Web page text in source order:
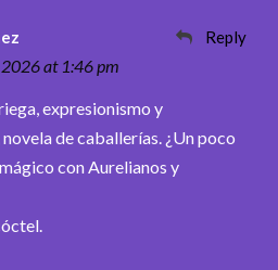
at 1:46 pm
Reply
expresionismo y
de caballerías. ¿Un poco
con Aurelianos y